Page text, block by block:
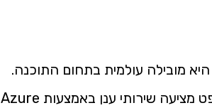
פעילות: תוכנה, שירותי ענן, מחשבים מיקרוסופט, שהוקמה על ידי ביל גייטס ופול אלן ב-1975. היא מובילה עולמית בתחום התוכנה.
החברה ידועה בעיקר בזכות מערכת ההפעלה Windows וחבילת התוכנות Office. בנוסף, מיקרוסופט מציעה שירותי ענן באמצעות Azure